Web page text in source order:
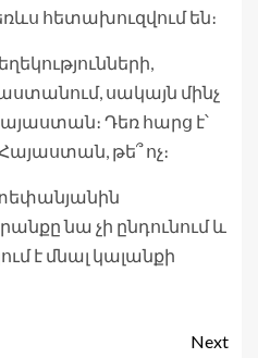
հետախուզվում են։
սակայն մինչ
Դեռ հարց է՝
թե՞ ոչ։
նա չի ընդունում և
է մնալ կալանքի
Next